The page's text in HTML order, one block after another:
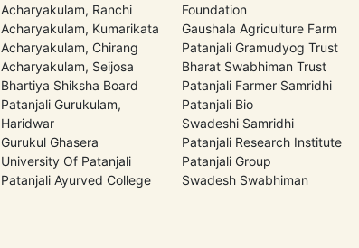
Acharyakulam, Ranchi
Acharyakulam, Kumarikata
Acharyakulam, Chirang
Acharyakulam, Seijosa
Bhartiya Shiksha Board
Patanjali Gurukulam,
Haridwar
Gurukul Ghasera
University Of Patanjali
Patanjali Ayurved College
Foundation
Gaushala Agriculture Farm
Patanjali Gramudyog Trust
Bharat Swabhiman Trust
Patanjali Farmer Samridhi
Patanjali Bio
Swadeshi Samridhi
Patanjali Research Institute
Patanjali Group
Swadesh Swabhiman